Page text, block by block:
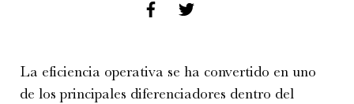
La eficiencia operativa se ha convertido en uno
de los principales diferenciadores dentro del